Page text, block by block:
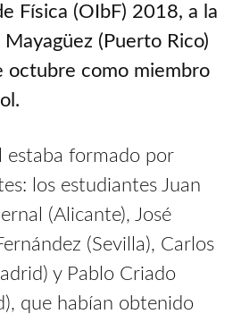
Física (OIbF) 2018, a la
(Puerto Rico)
octubre como miembro
estaba formado por
los estudiantes Juan
(Alicante), José
(Sevilla), Carlos
y Pablo Criado
que habían obtenido